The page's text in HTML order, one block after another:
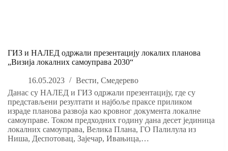
ГИЗ и НАЛЕД одржали презентацију локалих планова
„Визија локалних самоуправа 2030“
16.05.2023 Вести, Смедерево
Данас су НАЛЕД и ГИЗ одржали презентацију, где су
представљени резултати и најбоље праксе приликом
израде планова развоја као кровног документа локалне
самоуправе. Током предходних годину дана десет јединица
локалних самоуправа, Велика Плана, ГО Палилула из
Ниша, Деспотовац, Зајечар, Ивањица,…